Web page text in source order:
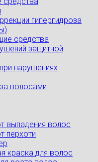
гипергидроза
средства
защитной
нарушениях
волосами
выпадения волос
перхоти
краска для волос